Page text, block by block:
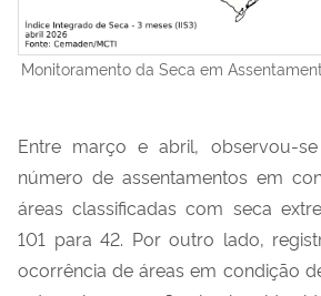
Monitoramento da Seca em
Entre março e abril, observou-
número de assentamentos em
áreas classificadas com seca
101 para 42. Por outro lado,
ocorrência de áreas em condição